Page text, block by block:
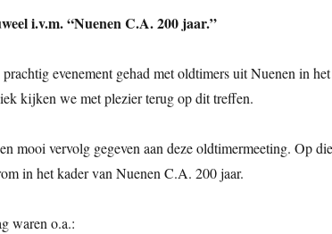
i.v.m. “Nuenen C.A. 200 jaar.”
evenement gehad met oldtimers uit Nuenen in
kijken we met plezier terug op dit treffen.
mooi vervolg gegeven aan deze oldtimermeeting. Op
in het kader van Nuenen C.A. 200 jaar.
waren o.a.: